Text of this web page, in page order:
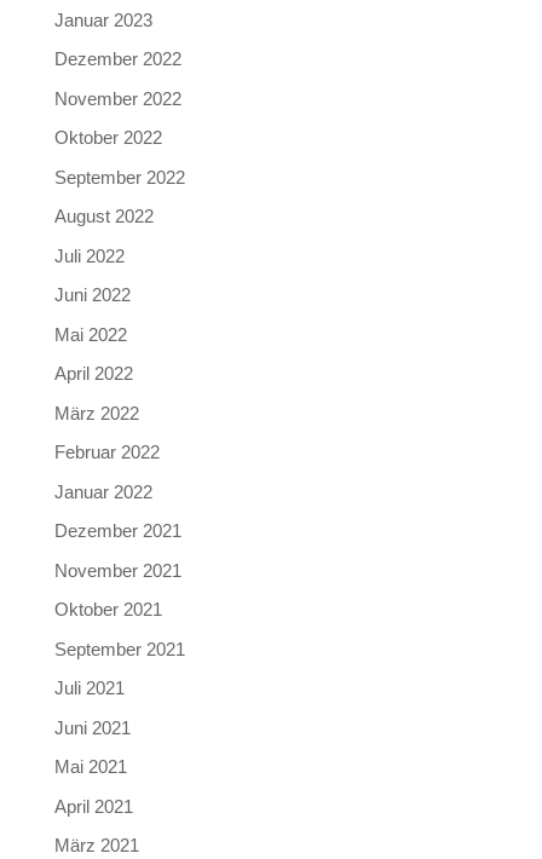
Januar 2023
Dezember 2022
November 2022
Oktober 2022
September 2022
August 2022
Juli 2022
Juni 2022
Mai 2022
April 2022
März 2022
Februar 2022
Januar 2022
Dezember 2021
November 2021
Oktober 2021
September 2021
Juli 2021
Juni 2021
Mai 2021
April 2021
März 2021